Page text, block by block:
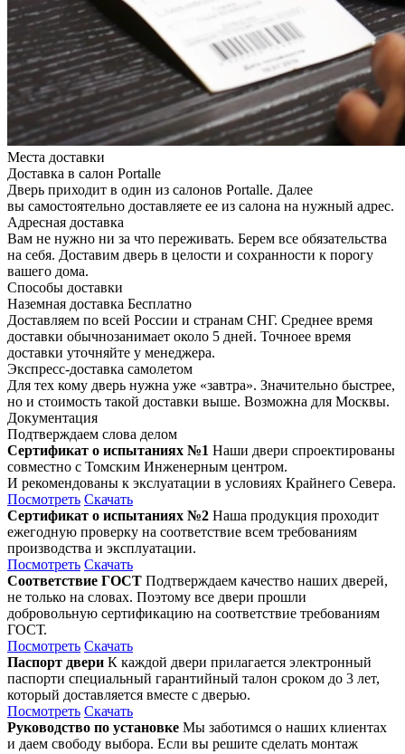
Места доставки
Доставка в салон Portalle
Дверь приходит в один из салонов Portalle. Далее
вы самостоятельно доставляете ее из салона на нужный адрес.
Адресная доставка
Вам не нужно ни за что переживать. Берем все обязательства
на себя. Доставим дверь в целости и сохранности к порогу
вашего дома.
Способы доставки
Наземная доставка Бесплатно
Доставляем по всей России и странам СНГ. Среднее время
доставки обычнозанимает около 5 дней. Точноее время
доставки уточняйте у менеджера.
Экспресс-доставка самолетом
Для тех кому дверь нужна уже «завтра». Значительно быстрее,
но и стоимость такой доставки выше. Возможна для Москвы.
Документация
Подтверждаем слова делом
Сертификат о испытаниях №1 Наши двери спроектированы
совместно с Томским Инженерным центром.
И рекомендованы к экслуатации в условиях Крайнего Севера.
Посмотреть Скачать
Сертификат о испытаниях №2 Наша продукция проходит
ежегодную проверку на соответствие всем требованиям
производства и эксплуатации.
Посмотреть Скачать
Соответствие ГОСТ Подтверждаем качество наших дверей,
не только на словах. Поэтому все двери прошли
добровольную сертификацию на соответствие требованиям
ГОСТ.
Посмотреть Скачать
Паспорт двери К каждой двери прилагается электронный
паспорти специальный гарантийный талон сроком до 3 лет,
который доставляется вместе с дверью.
Посмотреть Скачать
Руководство по установке Мы заботимся о наших клиентах
и даем свободу выбора. Если вы решите сделать монтаж